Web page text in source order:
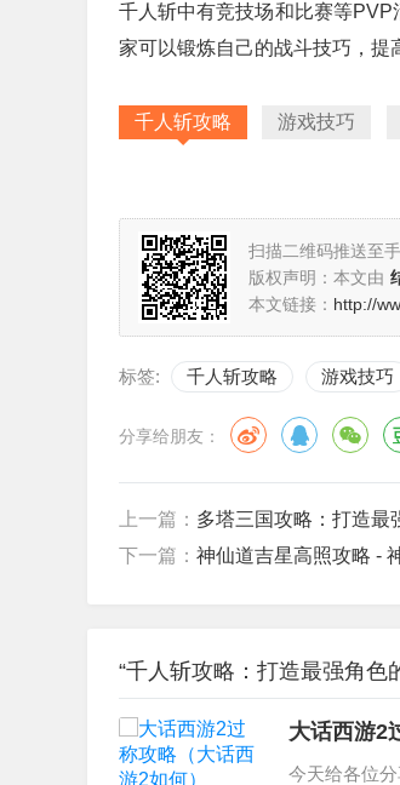
千人斩中有竞技场和比赛等
家可以锻炼自己的战斗技巧，提
千人斩攻略 游戏技巧
扫描二维码推送至手
版权声明：本文由
本文链接： http://
标签: 千人斩攻略 游戏技巧
分享给朋友：
上一篇： 多塔三国攻略：打造最
下一篇： 神仙道吉星高照攻略 -
“千人斩攻略：打造最强角色
大话西游2
今天给各位